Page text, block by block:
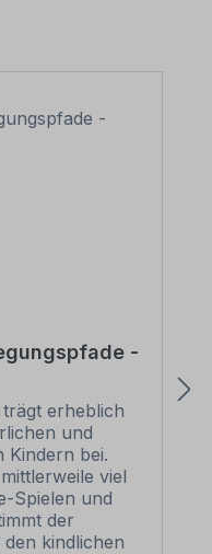
nicht zu
Filz-
-
erheblich
und
Kindern bei.
viel
Spielen und
der
kindlichen